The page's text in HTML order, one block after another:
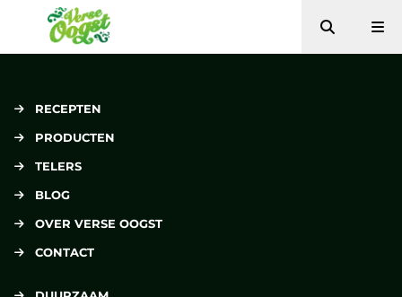
Verse Oogst
Zoeken
RECEPTEN
PRODUCTEN
TELERS
BLOG
OVER VERSE OOGST
CONTACT